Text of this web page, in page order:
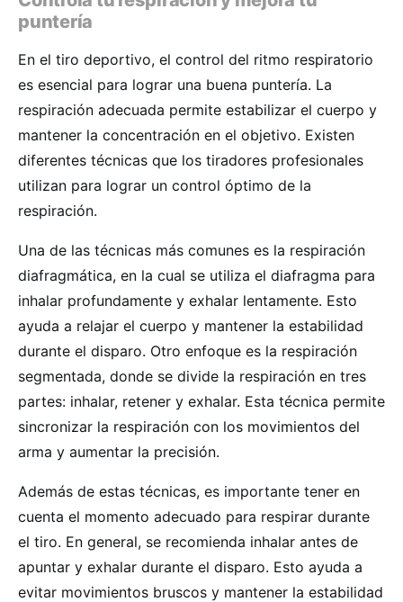
puntería
En el tiro deportivo, el control del ritmo respiratorio
es esencial para lograr una buena puntería. La
respiración adecuada permite estabilizar el cuerpo y
mantener la concentración en el objetivo. Existen
diferentes técnicas que los tiradores profesionales
utilizan para lograr un control óptimo de la
respiración.
Una de las técnicas más comunes es la respiración
diafragmática, en la cual se utiliza el diafragma para
inhalar profundamente y exhalar lentamente. Esto
ayuda a relajar el cuerpo y mantener la estabilidad
durante el disparo. Otro enfoque es la respiración
segmentada, donde se divide la respiración en tres
partes: inhalar, retener y exhalar. Esta técnica permite
sincronizar la respiración con los movimientos del
arma y aumentar la precisión.
Además de estas técnicas, es importante tener en
cuenta el momento adecuado para respirar durante
el tiro. En general, se recomienda inhalar antes de
apuntar y exhalar durante el disparo. Esto ayuda a
evitar movimientos bruscos y mantener la estabilidad